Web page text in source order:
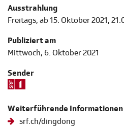
Ausstrahlung
Freitags, ab 15. Oktober 2021,
Publiziert am
Mittwoch, 6. Oktober 2021
Sender
Weiterführende Informationen
srf.ch/dingdong